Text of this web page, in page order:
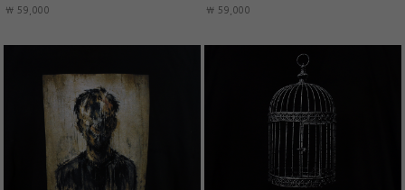
￦ 59,000 ￦ 59,000